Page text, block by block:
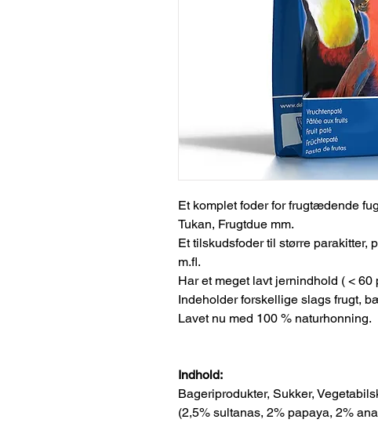
Et komplet foder for frugtædende
Tukan, Frugtdue mm.
Et tilskudsfoder til større parakitter,
m.fl.
Har et meget lavt jernindhold ( < 60
Indeholder forskellige slags frugt,
Lavet nu med 100 % naturhonning.
Indhold:
Bageriprodukter, Sukker,
(2,5% sultanas, 2% papaya, 2%